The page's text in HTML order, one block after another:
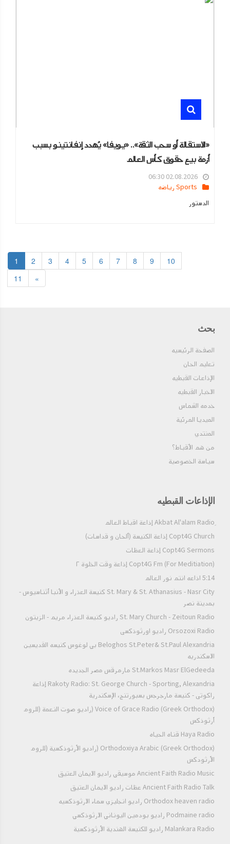
«الاستقالة أو سحب الثقة».. «يويفا» يُهدد إنفانتينو بسبب
أزمة بيع حقوق كأس العالم
02.08.2026 06:30
Sports رياضه
الدستور
1 2 3 4 5 6 7 8 9
10
11
»
بحث
الصفحة الرئيسيه
تعليم الحان
الإذاعات القبطيه
الاخبار القبطيه
خدمه الشماس
الميديا المرئية
المنتدي
من هم الأقباط؟‎
سياسة الخصوصية
الإذاعات القبطيه
Copt4G Church إذاعة الكنيسة (ألحان و قداسات)
Copt4G Sermons إذاعة العظات
Copt4G Fm (For Meditiation) إذاعة وقت الخلوة ٢
5:14 اذاعه انتم نور العالم
St. Mary & St. Athanasius - Nasr City كنيسة العذراء و الأنبا أثناسيوس -
بمدينة نصر
St. Mary Church - Zeitoun Radio راديو كنيسة العذراء مريم - الزيتون
Orsozoxi Radio راديو اورثوذكسى
Beloghos St.Peter& St.Paul Alexandria بي لوغوس كنيسه القديسين
الاسكندريه
St.Markos Masr ElGedeeda مارمرقس مصر الجديده
Rakoty Radio: St. George Church - Sporting, Alexandria إذاعة
راكوتى - كنيسة مارجرجس بسبورتنج، الإسكندرية
Voice of Grace Radio (Greek Orthodox) (راديو صوت النعمة (للروم
أرثوذكس
Haya Radio قناه الحياه
Orthodoxiya Arabic (Greek Orthodox) (راديو الأرثوذكسية (للروم
الأرثودكس
Ancient Faith Radio Music موسيقي راديو الايمان العتيق
Ancient Faith Radio Talk عظات راديو الايمان العتيق
Orthodox heaven radio راديو انجليزي سماء الارثوذكسيه
Podmaine radio راديو بودمين اليوناني الارثوذكسي
Malankara Radio راديو للكنيسة الهندية الأرثوذكسية